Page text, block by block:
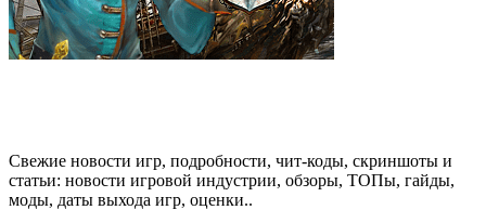
Свежие новости игр, подробности, чит-коды, скриншоты и
статьи: новости игровой индустрии, обзоры, ТОПы, гайды,
моды, даты выхода игр, оценки..